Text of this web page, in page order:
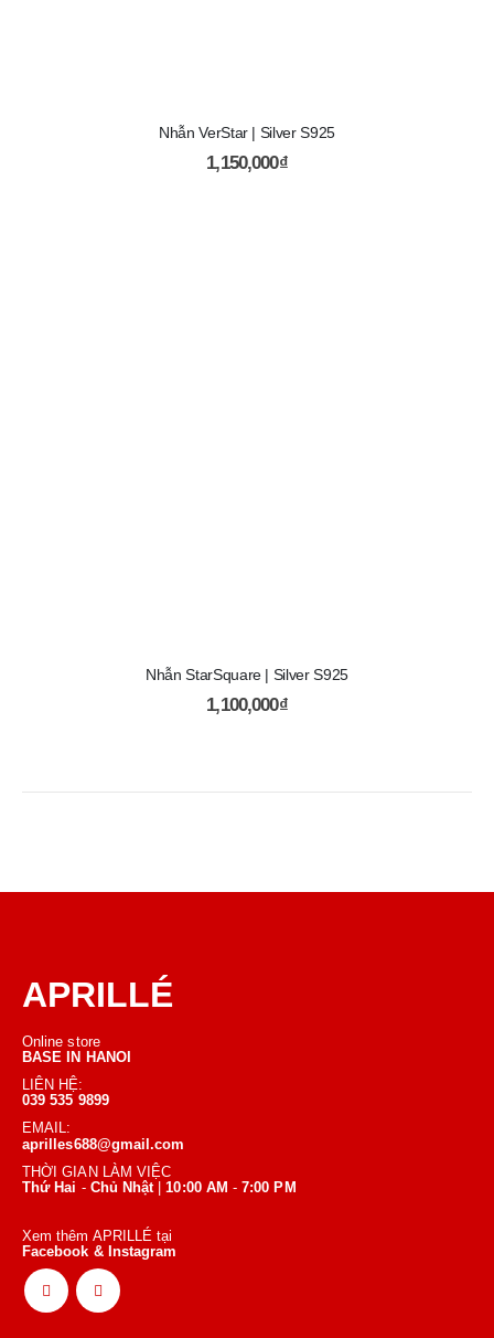
Nhẫn VerStar | Silver S925
1,150,000₫
Nhẫn StarSquare | Silver S925
1,100,000₫
APRILLÉ
Online store
BASE IN HANOI
LIÊN HỆ:
039 535 9899
EMAIL:
aprilles688@gmail.com
THỜI GIAN LÀM VIỆC
Thứ Hai -Chủ Nhật |10:00 AM - 7:00 PM
Xem thêm APRILLÉ tại
Facebook & Instagram